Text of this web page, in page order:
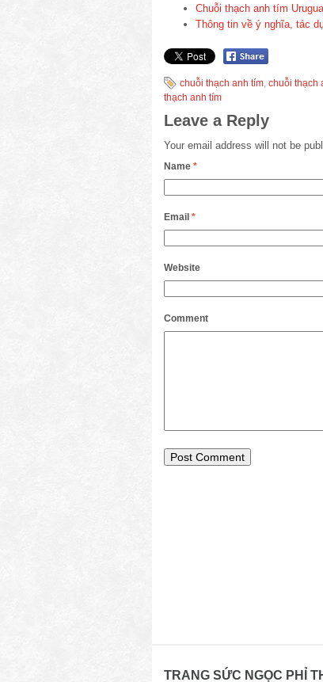
Chuỗi thạch anh tím
Thông tin về ý nghĩa, tác
chuỗi thạch anh tím, chuỗi thạch
thạch anh tím
Leave a Reply
Your email address will not be
Name *
Email *
Website
Comment
TRANG SỨC NGỌC PHỈ